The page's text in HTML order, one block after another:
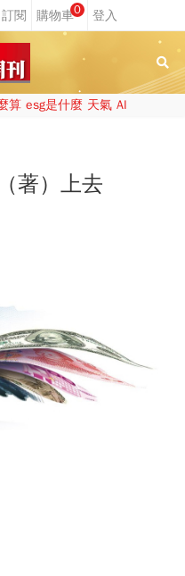
0
算 esg是什麼 天氣 AI
著）上去